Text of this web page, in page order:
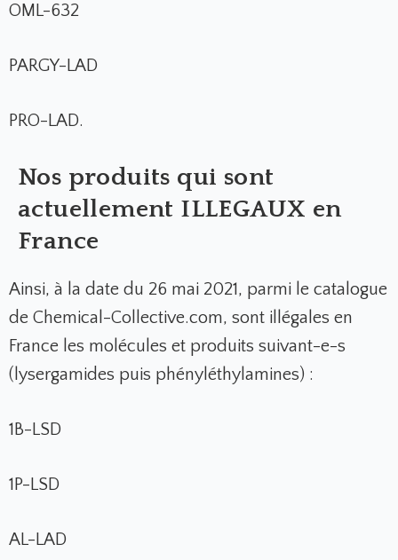
OML-632
PARGY-LAD
PRO-LAD.
Nos produits qui sont
actuellement ILLEGAUX en
France
Ainsi, à la date du 26 mai 2021, parmi le catalogue
de Chemical-Collective.com, sont illégales en
France les molécules et produits suivant-e-s
(lysergamides puis phényléthylamines) :
1B-LSD
1P-LSD
AL-LAD